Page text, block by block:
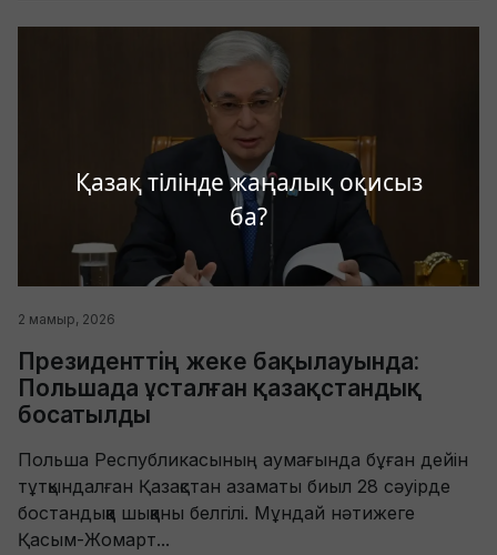
Қазақ тілінде жаңалық оқисыз
ба?
2 мамыр, 2026
Президенттің жеке бақылауында:
Польшада ұсталған қазақстандық
босатылды
Польша Республикасының аумағында бұған дейін
тұтқындалған Қазақстан азаматы биыл 28 сәуірде
бостандыққа шыққаны белгілі. Мұндай нәтижеге
Қасым-Жомарт...